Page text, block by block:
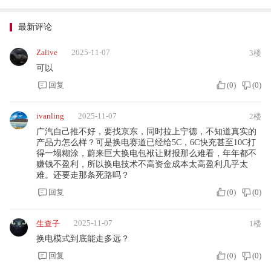
最新评论
Zalive 2025-11-07
3楼
可以
回复
(0) (0)
ivanling 2025-11-07
2楼
广汽自己推不好，要找京东，同时拉上宁德，不知道真实的
产品力怎么样？可是换电赛道已经给5C，6C快充甚至10C打
得一塌糊涂，蔚来巨大换电包袱让财报那么难看，年年都不
赚钱不盈利，所以换电技术不高资金成本太高盈利几乎太
难。还要走那条死路吗？
回复
(0) (0)
生查子 2025-11-07
1楼
换电模式到底能走多远？
回复
(0) (0)